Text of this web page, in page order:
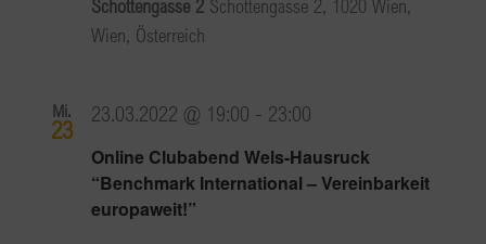
Schottengasse 2 Schottengasse 2, 1020 Wien,
Wien, Österreich
Mi.
23
Online Clubabend Wels-Hausruck
“Benchmark International – Vereinbarkeit
europaweit!”
23.03.2022 @ 19:00 - 23:00